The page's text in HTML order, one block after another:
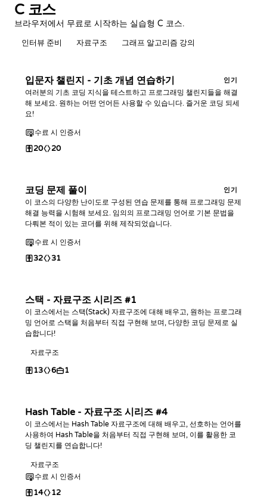
C 코스
브라우저에서 무료로 시작하는 실습형 C 코스.
인터뷰 준비 자료구조 그래프 알고리즘 강의
입문자 챌린지 - 기초 개념 연습하기 인기
여러분의 기초 코딩 지식을 테스트하고 프로그래밍 챌린지들을 해결
해 보세요. 원하는 어떤 언어든 사용할 수 있습니다. 즐거운 코딩 되세
요!
수료 시 인증서
20 20
코딩 문제 풀이 인기
이 코스의 다양한 난이도로 구성된 연습 문제를 통해 프로그래밍 문제
해결 능력을 시험해 보세요. 임의의 프로그래밍 언어로 기본 문법을
다뤄본 적이 있는 코더를 위해 제작되었습니다.
수료 시 인증서
32 31
스택 - 자료구조 시리즈 #1
이 코스에서는 스택(Stack) 자료구조에 대해 배우고, 원하는 프로그래
밍 언어로 스택을 처음부터 직접 구현해 보며, 다양한 코딩 문제로 실
습합니다!
자료구조
13 6 1
Hash Table - 자료구조 시리즈 #4
이 코스에서는 Hash Table 자료구조에 대해 배우고, 선호하는 언어를
사용하여 Hash Table을 처음부터 직접 구현해 보며, 이를 활용한 코
딩 챌린지를 연습합니다!
자료구조
수료 시 인증서
14 12